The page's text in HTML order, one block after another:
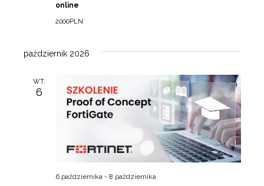
online
2000PLN
październik 2026
WT.
6
6 października - 8 października